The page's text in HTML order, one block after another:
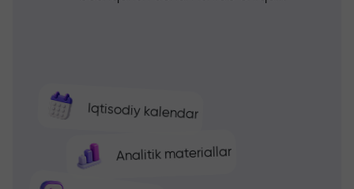
Iqtisodiy kalendar
Analitik materiallar